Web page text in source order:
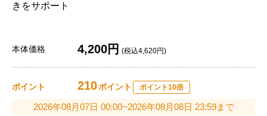
きをサポート
本体価格 4,200円 (税込4,620円)
ポイント 210ポイント ポイント10倍
2026年08月07日 00:00~2026年08月08日 23:59まで